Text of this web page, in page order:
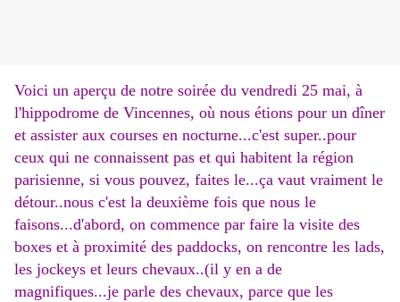
Voici un aperçu de notre soirée du vendredi 25 mai, à
l'hippodrome de Vincennes, où nous étions pour un dîner
et assister aux courses en nocturne...c'est super..pour
ceux qui ne connaissent pas et qui habitent la région
parisienne, si vous pouvez, faites le...ça vaut vraiment le
détour..nous c'est la deuxième fois que nous le
faisons...d'abord, on commence par faire la visite des
boxes et à proximité des paddocks, on rencontre les lads,
les jockeys et leurs chevaux..(il y en a de
magnifiques...je parle des chevaux, parce que les